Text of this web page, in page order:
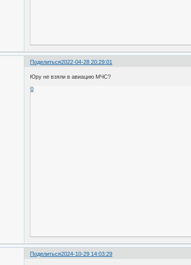
Поделиться2022-04-28 20:29:01
Юру не взяли в авиацию МЧС?
0
Поделиться2024-10-29 14:03:29